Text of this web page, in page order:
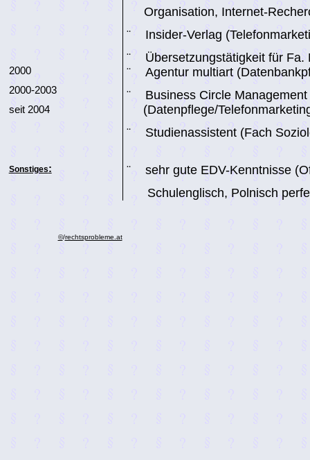
Organisation, Internet-
¨
Insider-Verlag
¨
Übersetzungstätigkeit für Fa.
2000
2000-2003
seit 2004
¨ Agentur multiart
¨
Business CircleManagement
(Datenpflege/
¨
Studienassistent (Fach
Sonstiges: ¨
sehr gute EDV-Kenntnisse
Schulenglisch, Polnisch
©/rechtsprobleme.at